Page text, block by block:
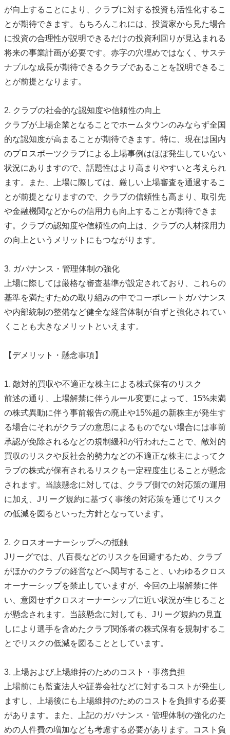
が向上することにより、クラブに対する投資も活性化するこ
とが期待できます。もちろんこれには、投資家から見た場合
に投資の合理性が説明できるだけの投資利回りが見込まれる
将来の事業計画が必要です。赤字の穴埋めではなく、サステ
ナブルな成長が期待できるクラブであることを説明できるこ
とが前提となります。
2. クラブの社会的な認知度や信頼性の向上
クラブが上場企業となることでホームタウンのみならず全国
的な認知度が高まることが期待できます。特に、現在は国内
のプロスポーツクラブによる上場事例はほぼ発生していない
状況にありますので、話題性はより高まりやすいと考えられ
ます。また、上場に際しては、厳しい上場審査を通過するこ
とが前提となりますので、クラブの信頼性も高まり、取引先
や金融機関などからの信用力も向上することが期待できま
す。クラブの認知度や信頼性の向上は、クラブの人材採用力
の向上というメリットにもつながります。
3. ガバナンス・管理体制の強化
上場に際しては厳格な審査基準が設定されており、これらの
基準を満たすための取り組みの中でコーポレートガバナンス
や内部統制の整備など健全な経営体制が自ずと強化されてい
くことも大きなメリットといえます。
【デメリット・懸念事項】
1. 敵対的買収や不適正な株主による株式保有のリスク
前述の通り、上場解禁に伴うルール変更によって、15%未満
の株式異動に伴う事前報告の廃止や15%超の新株主が発生す
る場合にそれがクラブの意思によるものでない場合には事前
承認が免除されるなどの規制緩和が行われたことで、敵対的
買収のリスクや反社会的勢力などの不適正な株主によってク
ラブの株式が保有されるリスクも一定程度生じることが懸念
されます。当該懸念に対しては、クラブ側での対応策の運用
に加え、Jリーグ規約に基づく事後の対応策を通じてリスク
の低減を図るといった方針となっています。
2. クロスオーナーシップへの抵触
Jリーグでは、八百長などのリスクを回避するため、クラブ
がほかのクラブの経営などへ関与すること、いわゆるクロス
オーナーシップを禁止していますが、今回の上場解禁に伴
い、意図せずクロスオーナーシップに近い状況が生じること
が懸念されます。当該懸念に対しても、Jリーグ規約の見直
しにより選手を含めたクラブ関係者の株式保有を規制するこ
とでリスクの低減を図ることとしています。
3. 上場および上場維持のためのコスト・事務負担
上場前にも監査法人や証券会社などに対するコストが発生し
ますし、上場後にも上場維持のためのコストを負担する必要
があります。また、上記のガバナンス・管理体制の強化のた
めの人件費の増加なども考慮する必要があります。コスト負